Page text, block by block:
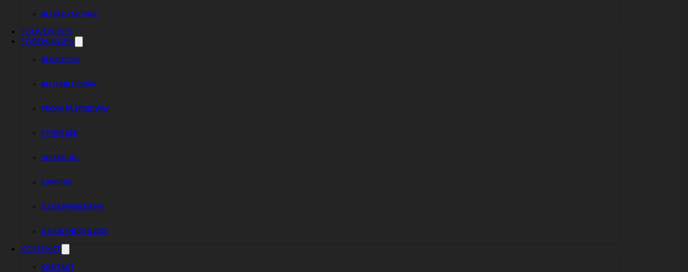
BLI VÅR PARTNER
SOUVENIRER
FÖRENINGEN
BLI MEDLEM
BLI FUNKTIONÄR
PROVA PÅ SPEEDWAY
STYRELSEN
INSAMLING
CAMPING
JULGRANSSCHEMA
JULKALENDERN 2025
KONTAKT
KONTAKT
Mathias Thörnblom
Jonathan Ejnermark
Kumla Motorstadion
ESS Play